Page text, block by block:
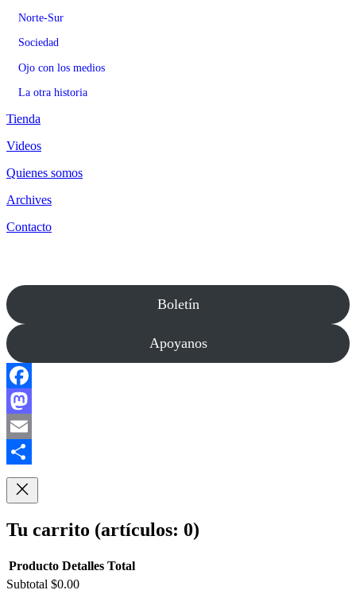
Norte-Sur
Sociedad
Ojo con los medios
La otra historia
Tienda
Videos
Quienes somos
Archives
Contacto
Boletín
Apoyanos
Facebook
Mastodon
Email
Compartir
Tu carrito (artículos: 0)
Producto Detalles Total
Subtotal $0.00